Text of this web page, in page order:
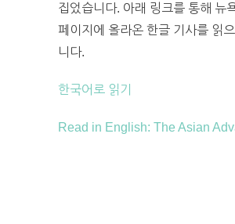
집었습니다. 아래 링크를 통해 뉴
페이지에 올라온 한글 기사를 읽
니다.
한국어로 읽기
Read in English: The Asian